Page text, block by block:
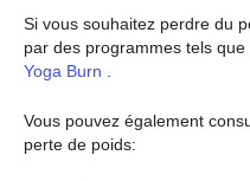
Si vous souhaitez perdre du
par des programmes tels que
Yoga Burn
Vous pouvez également
perte de poids: